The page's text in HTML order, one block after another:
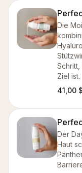
Die
Ziel ist.
41,00 $
Der
Haut